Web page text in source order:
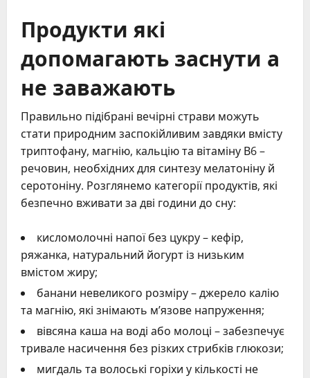
Продукти які
допомагають заснути а
не заважають
Правильно підібрані вечірні страви можуть
стати природним заспокійливим завдяки вмісту
триптофану, магнію, кальцію та вітаміну В6 –
речовин, необхідних для синтезу мелатоніну й
серотоніну. Розглянемо категорії продуктів, які
безпечно вживати за дві години до сну:
кисломолочні напої без цукру – кефір,
ряжанка, натуральний йогурт із низьким
вмістом жиру;
банани невеликого розміру – джерело калію
та магнію, які знімають м’язове напруження;
вівсяна каша на воді або молоці – забезпечує
тривале насичення без різких стрибків глюкози;
мигдаль та волоські горіхи у кількості не